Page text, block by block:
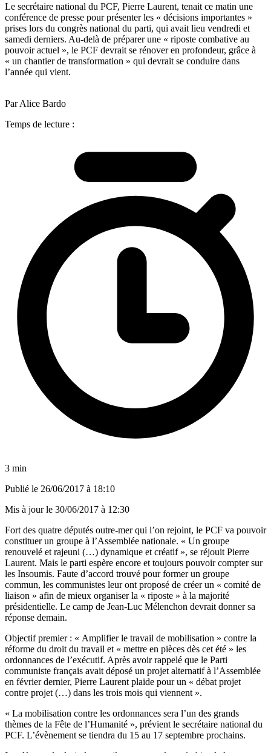
Le secrétaire national du PCF, Pierre Laurent, tenait ce matin une
conférence de presse pour présenter les « décisions importantes »
prises lors du congrès national du parti, qui avait lieu vendredi et
samedi derniers. Au-delà de préparer une « riposte combative au
pouvoir actuel », le PCF devrait se rénover en profondeur, grâce à
« un chantier de transformation » qui devrait se conduire dans
l’année qui vient.
Par Alice Bardo
Temps de lecture :
3 min
Publié le 26/06/2017 à 18:10
Mis à jour le 30/06/2017 à 12:30
Fort des quatre députés outre-mer qui l’on rejoint, le PCF va pouvoir
constituer un groupe à l’Assemblée nationale. « Un groupe
renouvelé et rajeuni (…) dynamique et créatif », se réjouit Pierre
Laurent. Mais le parti espère encore et toujours pouvoir compter sur
les Insoumis. Faute d’accord trouvé pour former un groupe
commun, les communistes leur ont proposé de créer un « comité de
liaison » afin de mieux organiser la « riposte » à la majorité
présidentielle. Le camp de Jean-Luc Mélenchon devrait donner sa
réponse demain.
Objectif premier : « Amplifier le travail de mobilisation » contre la
réforme du droit du travail et « mettre en pièces dès cet été » les
ordonnances de l’exécutif. Après avoir rappelé que le Parti
communiste français avait déposé un projet alternatif à l’Assemblée
en février dernier, Pierre Laurent plaide pour un « débat projet
contre projet (…) dans les trois mois qui viennent ».
« La mobilisation contre les ordonnances sera l’un des grands
thèmes de la Fête de l’Humanité », prévient le secrétaire national du
PCF. L’évènement se tiendra du 15 au 17 septembre prochains.